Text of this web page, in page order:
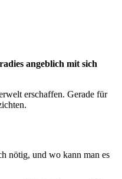
angeblich mit sich
erschaffen. Gerade für
nötig, und wo kann man es